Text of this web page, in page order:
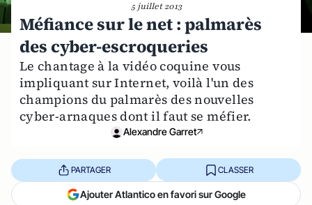
5 juillet 2013
Méfiance sur le net : palmarès
des cyber-escroqueries
Le chantage à la vidéo coquine vous
impliquant sur Internet, voilà l'un des
champions du palmarès des nouvelles
cyber-arnaques dont il faut se méfier.
Alexandre Garret
PARTAGER CLASSER
Ajouter Atlantico en favori sur Google